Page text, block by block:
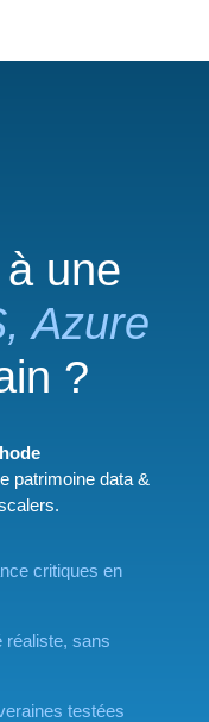
une
Azure
?
patrimoine data &
critiques en
réaliste, sans
testées